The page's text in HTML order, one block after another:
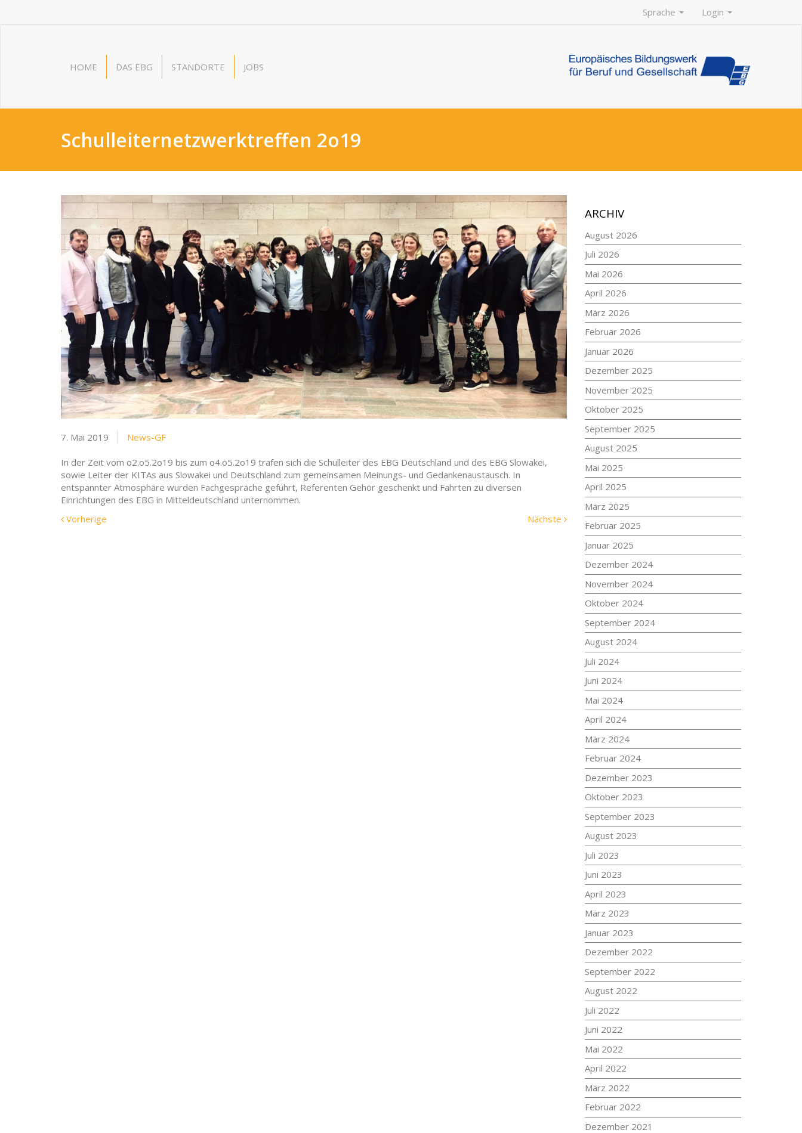
Sprache Login
HOME DAS EBG STANDORTE JOBS
Schulleiternetzwerktreffen 2o19
7. Mai 2019 News-GF
In der Zeit vom o2.o5.2o19 bis zum o4.o5.2o19 trafen sich die Schulleiter des EBG Deutschland und des EBG Slowakei,
sowie Leiter der KITAs aus Slowakei und Deutschland zum gemeinsamen Meinungs- und Gedankenaustausch. In
entspannter Atmosphäre wurden Fachgespräche geführt, Referenten Gehör geschenkt und Fahrten zu diversen
Einrichtungen des EBG in Mitteldeutschland unternommen.
Vorherige
Nächste Nächste
Meldung:
ARCHIV
August 2026
Juli 2026
Mai 2026
April 2026
März 2026
Februar 2026
Januar 2026
Dezember 2025
November 2025
Oktober 2025
September 2025
August 2025
Mai 2025
April 2025
März 2025
Februar 2025
Januar 2025
Dezember 2024
November 2024
Oktober 2024
September 2024
August 2024
Juli 2024
Juni 2024
Mai 2024
April 2024
März 2024
Februar 2024
Dezember 2023
Oktober 2023
September 2023
August 2023
Juli 2023
Juni 2023
April 2023
März 2023
Januar 2023
Dezember 2022
September 2022
August 2022
Juli 2022
Juni 2022
Mai 2022
April 2022
März 2022
Februar 2022
Dezember 2021